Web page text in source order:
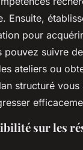
Ensuite,
pour
pouvez suivre
ateliers ou
structuré vous
sur les